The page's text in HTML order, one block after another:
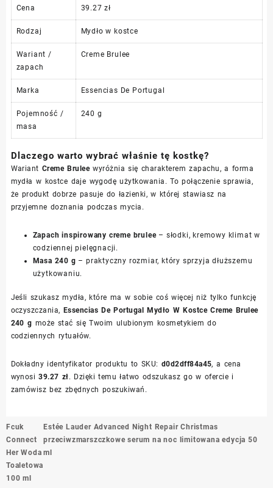
Cena 39.27 zł
Rodzaj Mydło w kostce
Wariant /
zapach
Creme Brulee
Marka Essencias De Portugal
Pojemność /
masa
240 g
Dlaczego warto wybrać właśnie tę kostkę?
Wariant Creme Bruleewyróżnia się charakterem zapachu, a forma
mydła w kostce daje wygodę użytkowania. To połączenie sprawia,
że produkt dobrze pasuje do łazienki, w której stawiasz na
przyjemne doznania podczas mycia.
Zapach inspirowany creme brulee– słodki, kremowy klimat w
codziennej pielęgnacji.
Masa 240 g – praktyczny rozmiar, który sprzyja dłuższemu
użytkowaniu.
Jeśli szukasz mydła, które ma w sobie coś więcej niż tylko funkcję
oczyszczania, Essencias De Portugal Mydło W Kostce Creme Brulee
240 g może stać się Twoim ulubionym kosmetykiem do
codziennych rytuałów.
Dokładny identyfikator produktu to SKU: d0d2dff84a45, a cena
wynosi39.27 zł. Dzięki temu łatwo odszukasz go w ofercie i
zamówisz bez zbędnych poszukiwań.
Nawigacja
wpisu
Fcuk
Connect
Her Woda
Toaletowa
100 ml
Estée Lauder Advanced Night Repair Christmas
przeciwzmarszczkowe serum na noc limitowana edycja 50
ml